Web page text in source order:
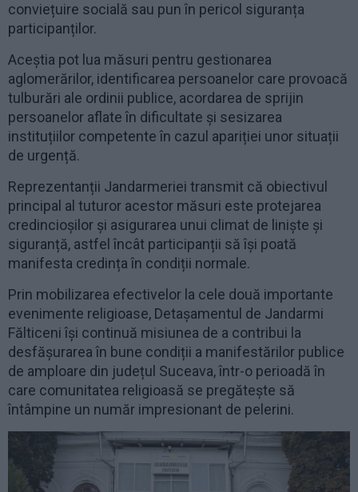
conviețuire socială sau pun în pericol siguranța
participanților.
Aceștia pot lua măsuri pentru gestionarea
aglomerărilor, identificarea persoanelor care provoacă
tulburări ale ordinii publice, acordarea de sprijin
persoanelor aflate în dificultate și sesizarea
instituțiilor competente în cazul apariției unor situații
de urgență.
Reprezentanții Jandarmeriei transmit că obiectivul
principal al tuturor acestor măsuri este protejarea
credincioșilor și asigurarea unui climat de liniște și
siguranță, astfel încât participanții să își poată
manifesta credința în condiții normale.
Prin mobilizarea efectivelor la cele două importante
evenimente religioase, Detașamentul de Jandarmi
Fălticeni își continuă misiunea de a contribui la
desfășurarea în bune condiții a manifestărilor publice
de amploare din județul Suceava, într-o perioadă în
care comunitatea religioasă se pregătește să
întâmpine un număr impresionant de pelerini.